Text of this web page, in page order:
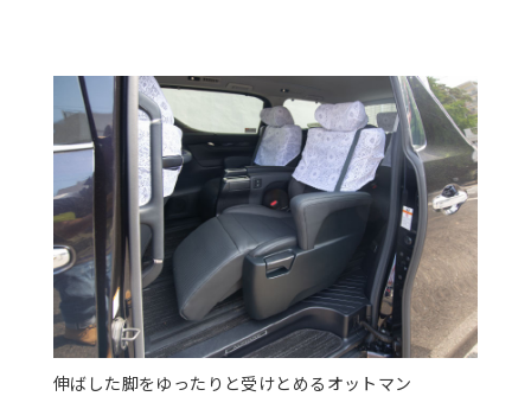
伸ばした脚をゆったりと受けとめるオットマン